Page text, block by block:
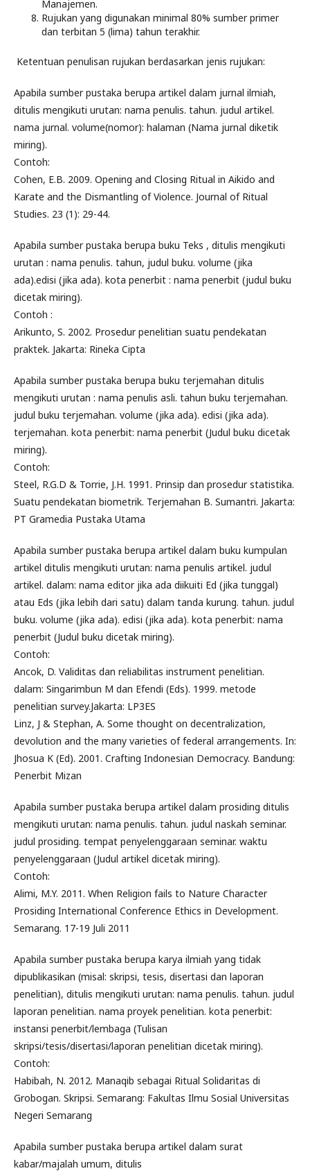
Manajemen.
Rujukan yang digunakan minimal 80% sumber primer
dan terbitan 5 (lima) tahun terakhir.
Ketentuan penulisan rujukan berdasarkan jenis rujukan:
Apabila sumber pustaka berupa artikel dalam jurnal ilmiah,
ditulis mengikuti urutan: nama penulis. tahun. judul artikel.
nama jurnal. volume(nomor): halaman (Nama jurnal diketik
miring).
Contoh:
Cohen, E.B. 2009. Opening and Closing Ritual in Aikido and
Karate and the Dismantling of Violence. Journal of Ritual
Studies. 23 (1): 29-44.
Apabila sumber pustaka berupa buku Teks , ditulis mengikuti
urutan : nama penulis. tahun, judul buku. volume (jika
ada).edisi (jika ada). kota penerbit : nama penerbit (judul buku
dicetak miring).
Contoh :
Arikunto, S. 2002. Prosedur penelitian suatu pendekatan
praktek. Jakarta: Rineka Cipta
Apabila sumber pustaka berupa buku terjemahan ditulis
mengikuti urutan : nama penulis asli. tahun buku terjemahan.
judul buku terjemahan. volume (jika ada). edisi (jika ada).
terjemahan. kota penerbit: nama penerbit (Judul buku dicetak
miring).
Contoh:
Steel, R.G.D & Torrie, J.H. 1991. Prinsip dan prosedur statistika.
Suatu pendekatan biometrik. Terjemahan B. Sumantri. Jakarta:
PT Gramedia Pustaka Utama
Apabila sumber pustaka berupa artikel dalam buku kumpulan
artikel ditulis mengikuti urutan: nama penulis artikel. judul
artikel. dalam: nama editor jika ada diikuiti Ed (jika tunggal)
atau Eds (jika lebih dari satu) dalam tanda kurung. tahun. judul
buku. volume (jika ada). edisi (jika ada). kota penerbit: nama
penerbit (Judul buku dicetak miring).
Contoh:
Ancok, D. Validitas dan reliabilitas instrument penelitian.
dalam: Singarimbun M dan Efendi (Eds). 1999. metode
penelitian survey.Jakarta: LP3ES
Linz, J & Stephan, A. Some thought on decentralization,
devolution and the many varieties of federal arrangements. In:
Jhosua K (Ed). 2001. Crafting Indonesian Democracy. Bandung:
Penerbit Mizan
Apabila sumber pustaka berupa artikel dalam prosiding ditulis
mengikuti urutan: nama penulis. tahun. judul naskah seminar.
judul prosiding. tempat penyelenggaraan seminar. waktu
penyelenggaraan (Judul artikel dicetak miring).
Contoh:
Alimi, M.Y. 2011. When Religion fails to Nature Character
Prosiding International Conference Ethics in Development.
Semarang. 17-19 Juli 2011
Apabila sumber pustaka berupa karya ilmiah yang tidak
dipublikasikan (misal: skripsi, tesis, disertasi dan laporan
penelitian), ditulis mengikuti urutan: nama penulis. tahun. judul
laporan penelitian. nama proyek penelitian. kota penerbit:
instansi penerbit/lembaga (Tulisan
skripsi/tesis/disertasi/laporan penelitian dicetak miring).
Contoh:
Habibah, N. 2012. Manaqib sebagai Ritual Solidaritas di
Grobogan. Skripsi. Semarang: Fakultas Ilmu Sosial Universitas
Negeri Semarang
Apabila sumber pustaka berupa artikel dalam surat
kabar/majalah umum, ditulis